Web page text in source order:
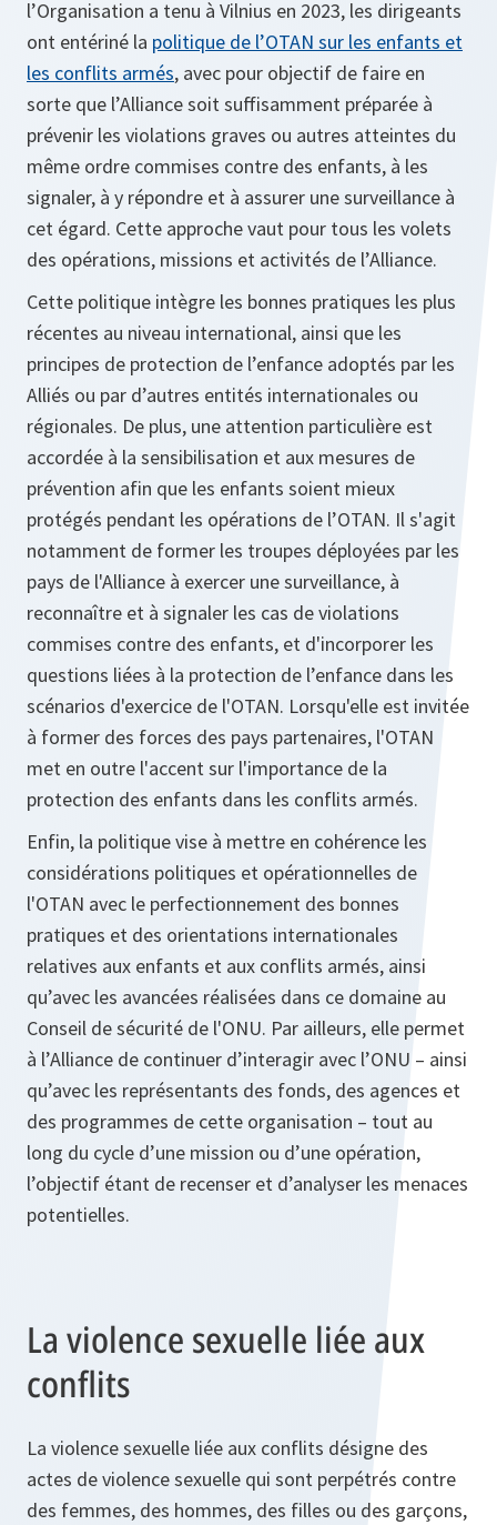
l’Organisation a tenu à Vilnius en 2023, les dirigeants
ont entériné la politique de l’OTAN sur les enfants et
les conflits armés, avec pour objectif de faire en
sorte que l’Alliance soit suffisamment préparée à
prévenir les violations graves ou autres atteintes du
même ordre commises contre des enfants, à les
signaler, à y répondre et à assurer une surveillance à
cet égard. Cette approche vaut pour tous les volets
des opérations, missions et activités de l’Alliance.
Cette politique intègre les bonnes pratiques les plus
récentes au niveau international, ainsi que les
principes de protection de l’enfance adoptés par les
Alliés ou par d’autres entités internationales ou
régionales. De plus, une attention particulière est
accordée à la sensibilisation et aux mesures de
prévention afin que les enfants soient mieux
protégés pendant les opérations de l’OTAN. Il s'agit
notamment de former les troupes déployées par les
pays de l'Alliance à exercer une surveillance, à
reconnaître et à signaler les cas de violations
commises contre des enfants, et d'incorporer les
questions liées à la protection de l’enfance dans les
scénarios d'exercice de l'OTAN. Lorsqu'elle est invitée
à former des forces des pays partenaires, l'OTAN
met en outre l'accent sur l'importance de la
protection des enfants dans les conflits armés.
Enfin, la politique vise à mettre en cohérence les
considérations politiques et opérationnelles de
l'OTAN avec le perfectionnement des bonnes
pratiques et des orientations internationales
relatives aux enfants et aux conflits armés, ainsi
qu’avec les avancées réalisées dans ce domaine au
Conseil de sécurité de l'ONU. Par ailleurs, elle permet
à l’Alliance de continuer d’interagir avec l’ONU – ainsi
qu’avec les représentants des fonds, des agences et
des programmes de cette organisation – tout au
long du cycle d’une mission ou d’une opération,
l’objectif étant de recenser et d’analyser les menaces
potentielles.
La violence sexuelle liée aux
conflits
La violence sexuelle liée aux conflits désigne des
actes de violence sexuelle qui sont perpétrés contre
des femmes, des hommes, des filles ou des garçons,